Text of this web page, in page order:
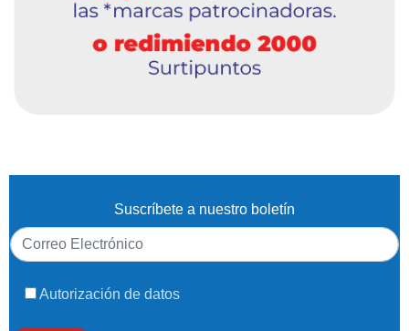
Suscríbete a nuestro boletín
Autorización de datos